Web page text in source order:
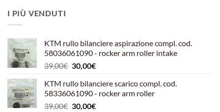
I PIÙ VENDUTI
KTM rullo bilanciere aspirazione compl. cod.
58036061090 - rocker arm roller intake
39,00€ Il
originale
era:
39,00€.
30,00€Il
attuale
è:
30,00€.
KTM rullo bilanciere scarico compl. cod.
58336061090 - rocker arm roller
39,00€ Il
30,00€Il